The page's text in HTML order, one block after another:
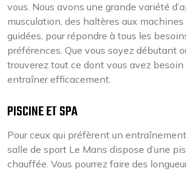
vous. Nous avons une grande variété
musculation, des haltères aux machines
guidées, pour répondre à tous les
préférences. Que vous soyez débutant
trouverez tout ce dont vous avez besoin
entraîner efficacement.
PISCINE ET SPA
Pour ceux qui préfèrent un
salle de sport Le Mans dispose d’une
chauffée. Vous pourrez faire des